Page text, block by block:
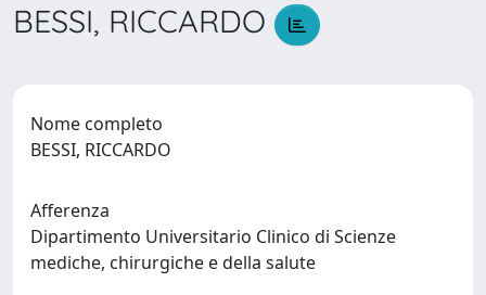
BESSI, RICCARDO
Nome completo
BESSI, RICCARDO
Afferenza
Dipartimento Universitario Clinico di Scienze
mediche, chirurgiche e della salute